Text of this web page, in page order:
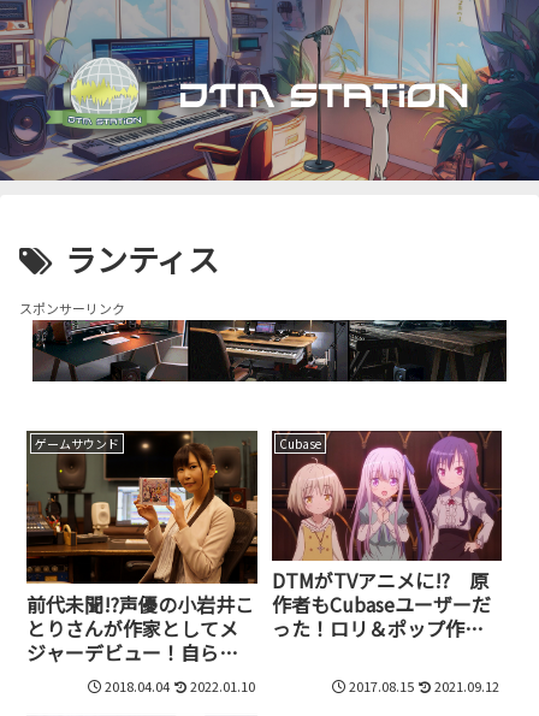
ランティス
スポンサーリンク
ゲームサウンド
前代未聞!?声優の小岩井こ
とりさんが作家としてメ
ジャーデビュー！自ら演
じるアイドルマスターの
キャラソンを作詞・作曲
2018.04.04 2022.01.10
Cubase
DTMがTVアニメに!? 原
作者もCubaseユーザーだ
った！ロリ＆ポップ作品
絶賛放映中！
2017.08.15 2021.09.12